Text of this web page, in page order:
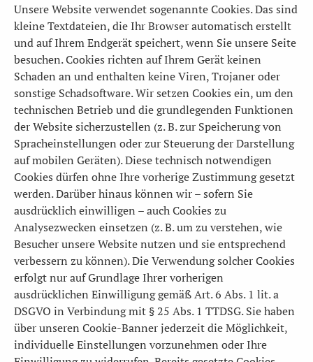
Unsere Website verwendet sogenannte Cookies. Das sind
kleine Textdateien, die Ihr Browser automatisch erstellt
und auf Ihrem Endgerät speichert, wenn Sie unsere Seite
besuchen. Cookies richten auf Ihrem Gerät keinen
Schaden an und enthalten keine Viren, Trojaner oder
sonstige Schadsoftware. Wir setzen Cookies ein, um den
technischen Betrieb und die grundlegenden Funktionen
der Website sicherzustellen (z. B. zur Speicherung von
Spracheinstellungen oder zur Steuerung der Darstellung
auf mobilen Geräten). Diese technisch notwendigen
Cookies dürfen ohne Ihre vorherige Zustimmung gesetzt
werden. Darüber hinaus können wir – sofern Sie
ausdrücklich einwilligen – auch Cookies zu
Analysezwecken einsetzen (z. B. um zu verstehen, wie
Besucher unsere Website nutzen und sie entsprechend
verbessern zu können). Die Verwendung solcher Cookies
erfolgt nur auf Grundlage Ihrer vorherigen
ausdrücklichen Einwilligung gemäß Art. 6 Abs. 1 lit. a
DSGVO in Verbindung mit § 25 Abs. 1 TTDSG. Sie haben
über unseren Cookie-Banner jederzeit die Möglichkeit,
individuelle Einstellungen vorzunehmen oder Ihre